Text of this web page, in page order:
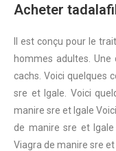
Acheter
Il est conçu pour le
hommes adultes.
cachs. Voici quelques
sre et lgale. Voici
manire sre et lgale
de manire sre et
Viagra de manire sre et